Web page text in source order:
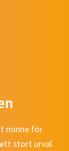
minne för
stort urval